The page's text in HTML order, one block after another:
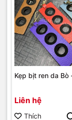
Kẹp bịt ren da Bò
Liên hệ
Thích